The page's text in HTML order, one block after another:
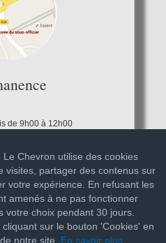
de 9h00 à 12h00
Chevron utilise des cookies
visites, partager des contenus sur
votre expérience. En refusant les
amenés à ne pas fonctionner
votre choix pendant 30 jours.
sur le bouton 'Cookies' en
notre site. En savoir plus